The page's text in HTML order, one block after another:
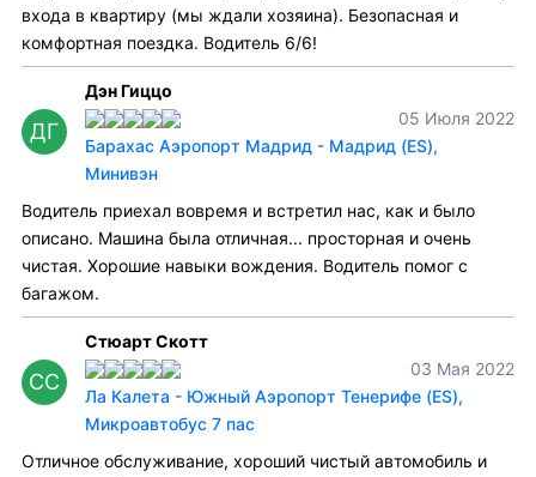
входа в квартиру (мы ждали хозяина). Безопасная и
комфортная поездка. Водитель 6/6!
ДГ
Дэн Гиццо
05 Июля 2022
Барахас Аэропорт Мадрид - Мадрид (ES),
Минивэн
Водитель приехал вовремя и встретил нас, как и было
описано. Машина была отличная... просторная и очень
чистая. Хорошие навыки вождения. Водитель помог с
багажом.
СС
Стюарт Скотт
03 Мая 2022
Ла Калета - Южный Аэропорт Тенерифе (ES),
Микроавтобус 7 пас
Отличное обслуживание, хороший чистый автомобиль и